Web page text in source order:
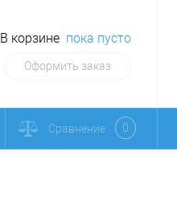
В корзине пока пусто
Оформить заказ
Сравнение 0